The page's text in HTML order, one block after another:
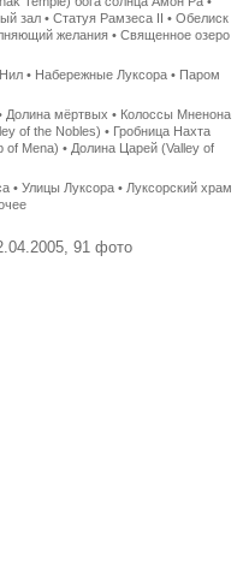
зал • Статуя Рамзеса II • Обелиск
желания • Священное озеро
• Набережные Луксора • Паром
Долина мёртвых • Колоссы Мненона
of the Nobles) • Гробница Нахта
of Mena) • Долина Царей (Valley of
• Улицы Луксора • Луксорский храм
91 фото